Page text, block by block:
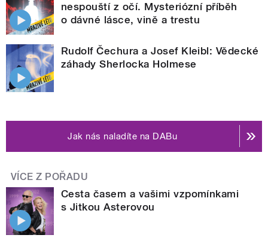
nespouští z očí. Mysteriózní příběh
o dávné lásce, vině a trestu
Rudolf Čechura a Josef Kleibl: Vědecké
záhady Sherlocka Holmese
Jak nás naladíte na DABu
VÍCE Z POŘADU
Cesta časem a vašimi vzpomínkami
s Jitkou Asterovou